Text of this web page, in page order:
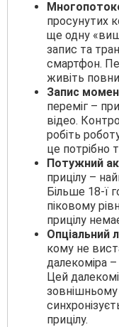
просунутих
ще одну
запис та
смартфон.
живіть
Запис
переміг –
відео.
робіть
це потрібно
Потужний
прицілу –
Більше 18-ї
піковому
прицілу
Опціальний
кому не
далекоміра
Цей
зовнішньому
прицілу.